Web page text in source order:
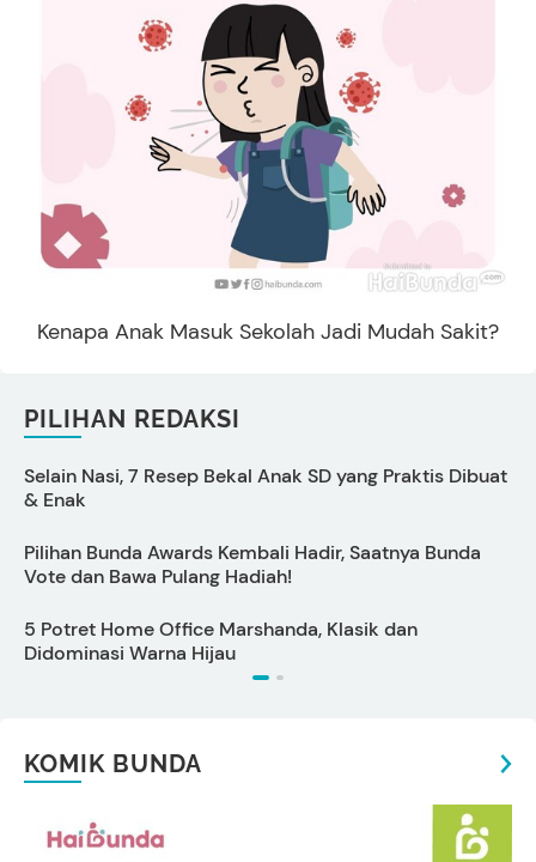
Kenapa Anak Masuk Sekolah Jadi Mudah Sakit?
PILIHAN REDAKSI
Selain Nasi, 7 Resep Bekal Anak SD yang Praktis Dibuat
& Enak
Pilihan Bunda Awards Kembali Hadir, Saatnya Bunda
Vote dan Bawa Pulang Hadiah!
5 Potret Home Office Marshanda, Klasik dan
Didominasi Warna Hijau
KOMIK BUNDA